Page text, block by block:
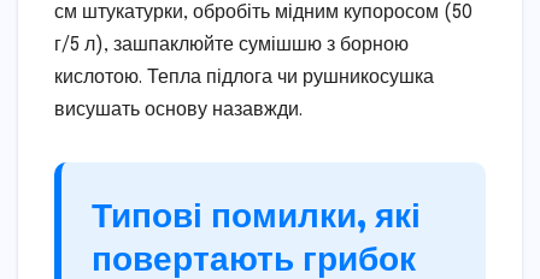
см штукатурки, обробіть мідним купоросом (50
г/5 л), зашпаклюйте сумішшю з борною
кислотою. Тепла підлога чи рушникосушка
висушать основу назавжди.
Типові помилки, які
повертають грибок